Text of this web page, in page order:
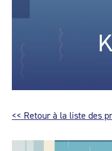
<< Retour à la liste des